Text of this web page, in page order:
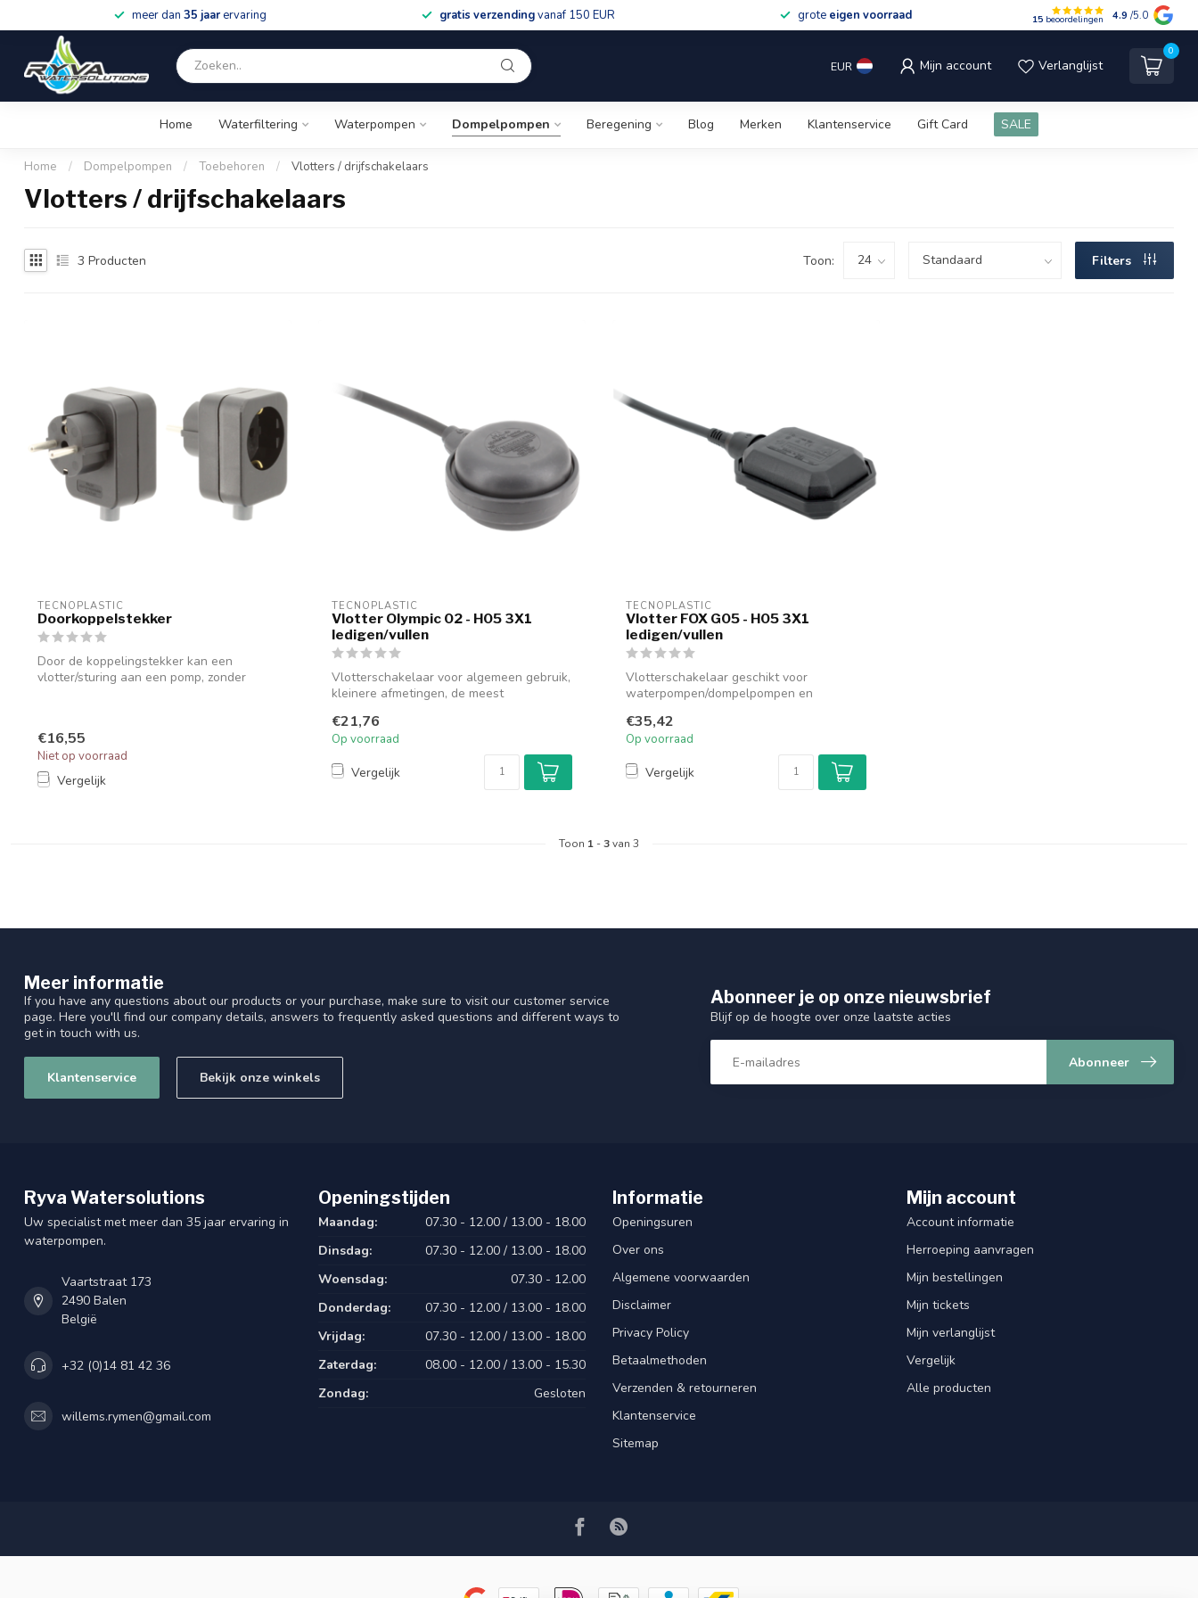
meer dan 35 jaarervaring gratis verzendingvanaf 150 EUR grote eigen voorraad 15 beoordelingen 4.9 /5.0
EUR Mijn account Verlanglijst
0
Home Waterfiltering Waterpompen Dompelpompen Beregening Blog Merken Klantenservice Gift Card SALE
Home / Dompelpompen / Toebehoren / Vlotters / drijfschakelaars
Vlotters / drijfschakelaars
3 Producten Toon: Filters
TECNOPLASTIC
Doorkoppelstekker
Door de koppelingstekker kan een
vlotter/sturing aan een pomp, zonder
€16,55
Niet op voorraad
Vergelijk
TECNOPLASTIC
Vlotter Olympic 02 - H05 3X1
ledigen/vullen
Vlotterschakelaar voor algemeen gebruik,
kleinere afmetingen, de meest
€21,76
Op voorraad
Vergelijk
TECNOPLASTIC
Vlotter FOX G05 - H05 3X1
ledigen/vullen
Vlotterschakelaar geschikt voor
waterpompen/dompelpompen en
€35,42
Op voorraad
Vergelijk
Toon 1 -3van 3
Meer informatie
If you have any questions about our products or your purchase, make sure to visit our customer service
page. Here you'll find our company details, answers to frequently asked questions and different ways to
get in touch with us.
Klantenservice Bekijk onze winkels
Abonneer je op onze nieuwsbrief
Blijf op de hoogte over onze laatste acties
Abonneer
Ryva Watersolutions
Uw specialist met meer dan 35 jaar ervaring in
waterpompen.
Vaartstraat 173
2490 Balen
België
+32 (0)14 81 42 36
willems.rymen@gmail.com
Openingstijden
Maandag:
07.30 - 12.00 / 13.00 - 18.00
Dinsdag:
07.30 - 12.00 / 13.00 - 18.00
Woensdag:
07.30 - 12.00
Donderdag:
07.30 - 12.00 / 13.00 - 18.00
Vrijdag:
07.30 - 12.00 / 13.00 - 18.00
Zaterdag:
08.00 - 12.00 / 13.00 - 15.30
Zondag:
Gesloten
Informatie
Openingsuren
Over ons
Algemene voorwaarden
Disclaimer
Privacy Policy
Betaalmethoden
Verzenden & retourneren
Klantenservice
Sitemap
Mijn account
Account informatie
Herroeping aanvragen
Mijn bestellingen
Mijn tickets
Mijn verlanglijst
Vergelijk
Alle producten